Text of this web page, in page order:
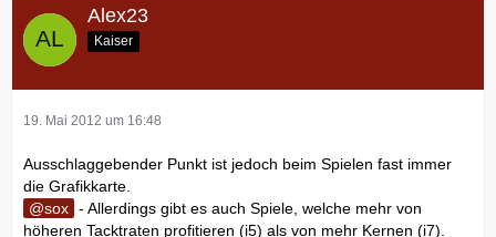
Alex23
Kaiser
19. Mai 2012 um 16:48
Ausschlaggebender Punkt ist jedoch beim Spielen fast immer
die Grafikkarte.
sox - Allerdings gibt es auch Spiele, welche mehr von
höheren Tacktraten profitieren (i5) als von mehr Kernen (i7).